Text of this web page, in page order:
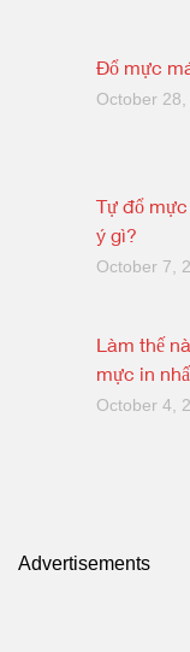
Đổ mực
October 28,
Tự đổ
ý gì?
October 7,
Làm thế
mực in
October 4,
Advertisements